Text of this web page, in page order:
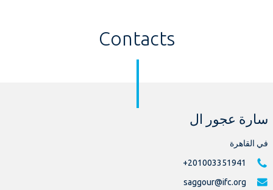
Contacts
سارة عجور ال
في القاهرة
‎+201003351941
saggour@ifc.org